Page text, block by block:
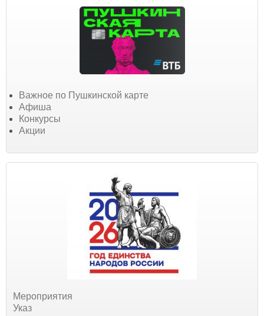
Важное по Пушкинской карте
Афиша
Конкурсы
Акции
Мероприятия
Указ